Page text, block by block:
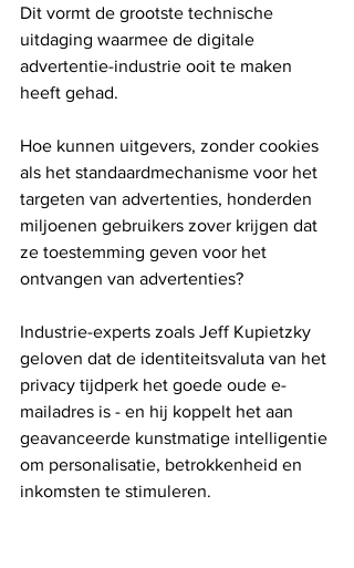
Dit vormt de grootste technische
uitdaging waarmee de digitale
advertentie-industrie ooit te maken
heeft gehad.
Hoe kunnen uitgevers, zonder cookies
als het standaardmechanisme voor het
targeten van advertenties, honderden
miljoenen gebruikers zover krijgen dat
ze toestemming geven voor het
ontvangen van advertenties?
Industrie-experts zoals Jeff Kupietzky
geloven dat de identiteitsvaluta van het
privacy tijdperk het goede oude e-
mailadres is - en hij koppelt het aan
geavanceerde kunstmatige intelligentie
om personalisatie, betrokkenheid en
inkomsten te stimuleren.